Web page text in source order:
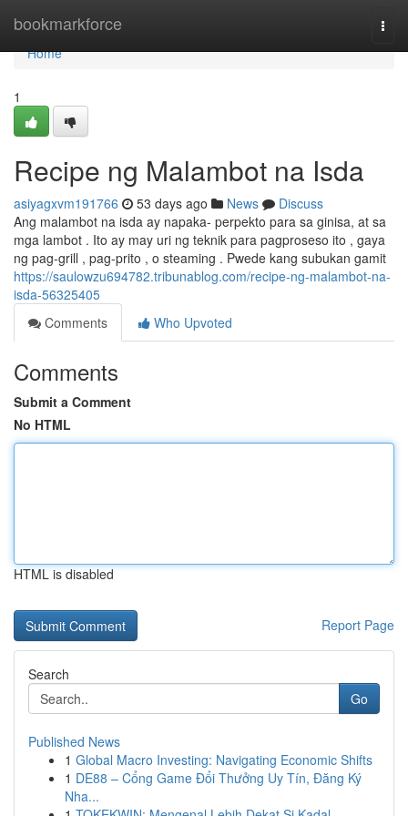
bookmarkforce
Home
Home
1
Recipe ng Malambot na Isda
asiyagxvm191766 53 days ago News
Discuss
Ang malambot na isda ay napaka- perpekto para sa ginisa, at sa
mga lambot . Ito ay may uri ng teknik para pagproseso ito , gaya
ng pag-grill , pag-prito , o steaming . Pwede kang subukan gamit
https://saulowzu694782.tribunablog.com/recipe-ng-malambot-na-
isda-56325405
Comments
Who Upvoted
Comments
Submit a Comment
No HTML
HTML is disabled
Report Page
Search
Go
Published News
1 Global Macro Investing: Navigating Economic Shifts
1 DE88 – Cổng Game Đổi Thưởng Uy Tín, Đăng Ký
Nha...